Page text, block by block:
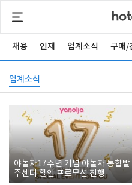
채용 인재 업계소식 구매/
업계소식
야놀자17주년 기념 야놀자 통합발
주센터 할인 프로모션 진행